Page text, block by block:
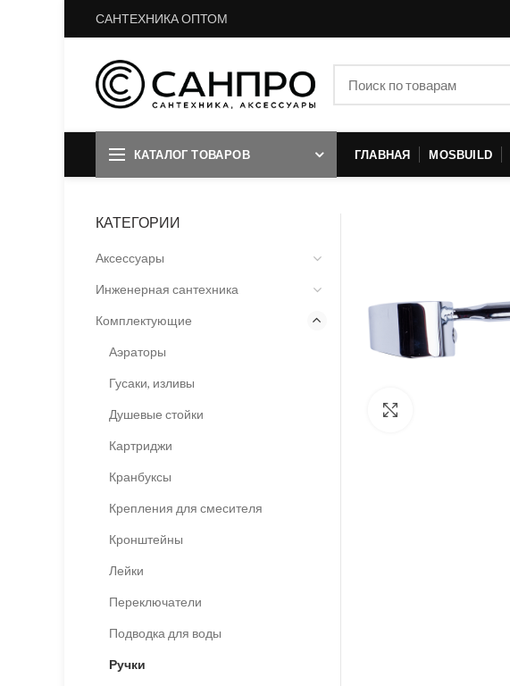
САНТЕХНИКА ОПТОМ
КАТАЛОГ ТОВАРОВ ГЛАВНАЯ MOSBUILD
КАТЕГОРИИ
Аксессуары
Инженерная сантехника
Комплектующие
Аэраторы
Гусаки, изливы
Душевые стойки
Картриджи
Кранбуксы
Крепления для смесителя
Кронштейны
Лейки
Переключатели
Подводка для воды
Ручки